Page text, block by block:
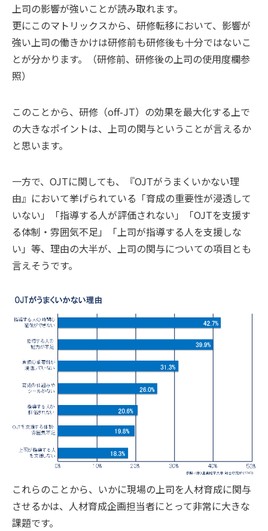
上司の影響が強いことが読み取れます。
更にこのマトリックスから、研修転移において、影響が
強い上司の働きかけは研修前も研修後も十分ではないこ
とが分かります。（研修前、研修後の上司の使用度欄参
照）
このことから、研修（off-JT）の効果を最大化する上で
の大きなポイントは、上司の関与ということが言えるか
と思います。
一方で、OJTに関しても、『OJTがうまくいかない理
由』において挙げられている「育成の重要性が浸透して
いない」「指導する人が評価されない」「OJTを支援す
る体制・雰囲気不足」「上司が指導する人を支援しな
い」等、理由の大半が、上司の関与についての項目とも
言えそうです。
これらのことから、いかに現場の上司を人材育成に関与
させるかは、人材育成企画担当者にとって非常に大きな
課題です。